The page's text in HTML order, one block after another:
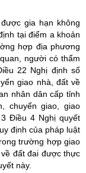
gia hạn không
tại điểm a khoản
hợp địa phương
người có thẩm
22 Nghị định số
giao nhà, đất về
nhân dân cấp tỉnh
chuyển giao, giao
Điều 4 Nghị quyết
định của pháp luật
trường hợp giao
đất đai được thực
này.